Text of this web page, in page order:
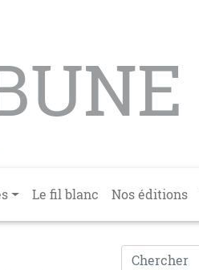
Le fil blanc Nos éditions
Chercher